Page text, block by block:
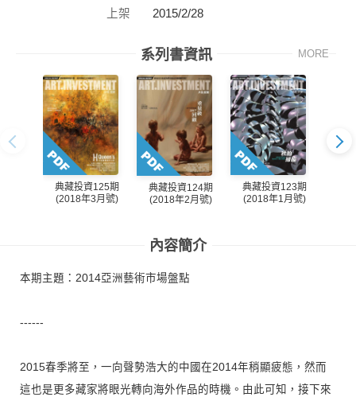
上架
2015/2/28
系列書資訊 MORE
典藏投資125期
(2018年3月號)
典藏投資124期
(2018年2月號)
典藏投資123期
(2018年1月號)
內容簡介
本期主題：2014亞洲藝術市場盤點
------
2015春季將至，一向聲勢浩大的中國在2014年稍顯疲態，然而
這也是更多藏家將眼光轉向海外作品的時機。由此可知，接下來